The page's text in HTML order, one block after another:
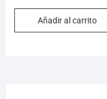
Añadir al carrito